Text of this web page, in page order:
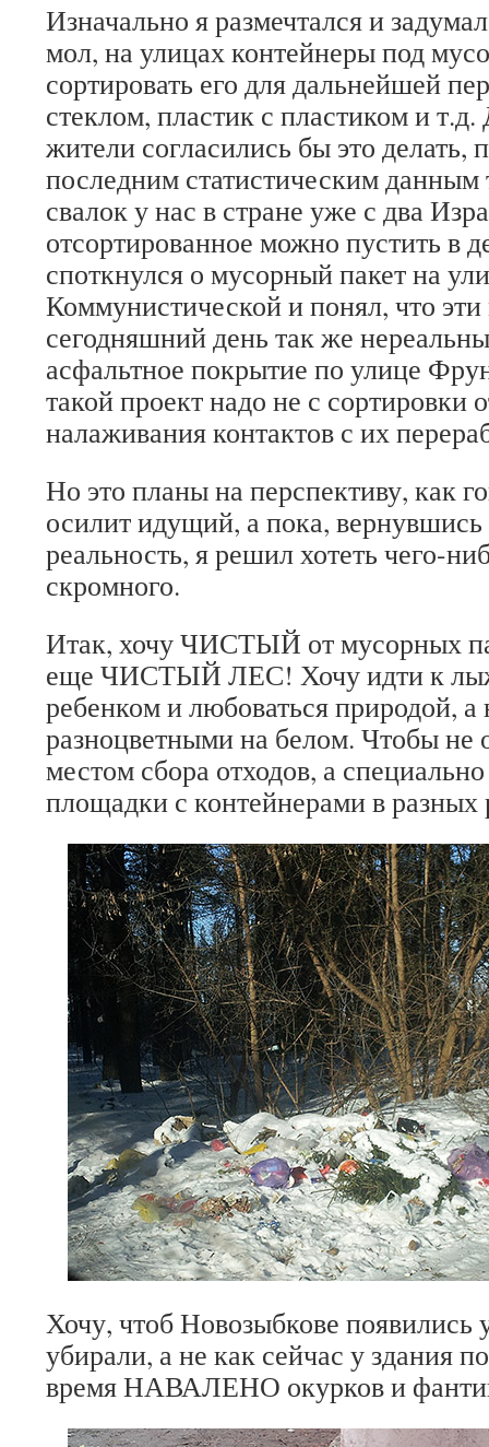
Изначально я размечтался и
мол, на улицах контейнеры под
сортировать его для дальнейшей
стеклом, пластик с пластиком и
жители согласились бы это делать,
последним статистическим
свалок у нас в стране уже с два
отсортированное можно пустить в
споткнулся о мусорный пакет на
Коммунистической и понял, что
сегодняшний день так же
асфальтное покрытие по улице
такой проект надо не с сортировки
налаживания контактов с их
Но это планы на перспективу, как
осилит идущий, а пока, вернувшись
реальность, я решил хотеть чего-
скромного.
Итак, хочу ЧИСТЫЙ от мусорных
еще ЧИСТЫЙ ЛЕС! Хочу идти к
ребенком и любоваться природой,
разноцветными на белом. Чтобы не
местом сбора отходов, а
площадки с контейнерами в разных
Хочу, чтоб Новозыбкове появились
убирали, а не как сейчас у здания
время НАВАЛЕНО окурков и